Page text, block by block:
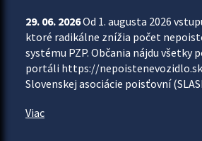
29. 06. 2026Od 1. augusta 2026
ktoré radikálne znížia počet
systému PZP. Občania nájdu
portáli https://
Slovenskej asociácie poisťovní
Viac